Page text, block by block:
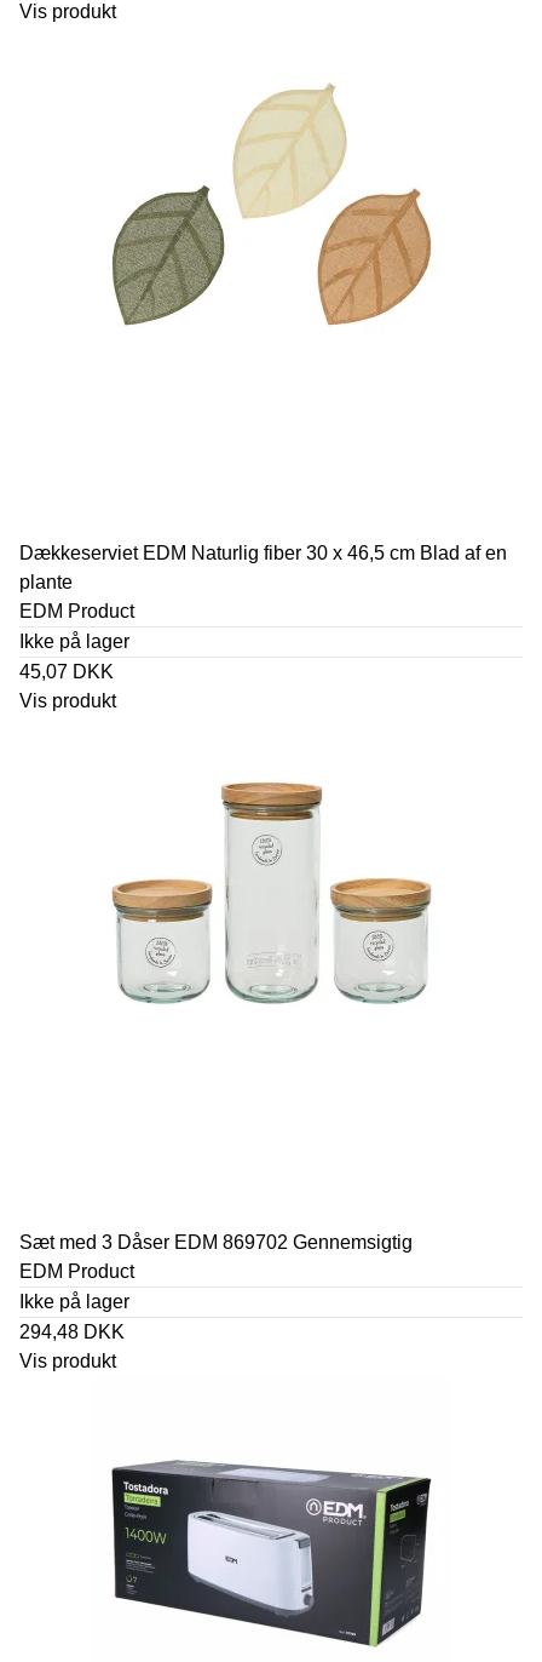
Vis produkt
Dækkeserviet EDM Naturlig fiber 30 x 46,5 cm Blad af en
plante
EDM Product
Ikke på lager
45,07 DKK
Vis produkt
Sæt med 3 Dåser EDM 869702 Gennemsigtig
EDM Product
Ikke på lager
294,48 DKK
Vis produkt